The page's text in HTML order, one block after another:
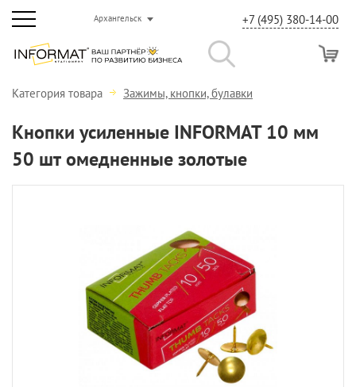
Архангельск +7 (495) 380-14-00
Категория товара Зажимы, кнопки, булавки
Кнопки усиленные INFORMAT 10 мм
50 шт омедненные золотые